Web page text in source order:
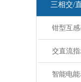
三相交/
钳型互感
交直流
智能电